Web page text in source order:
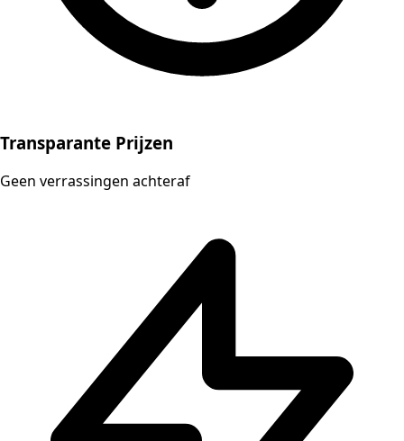
Transparante Prijzen
Geen verrassingen achteraf